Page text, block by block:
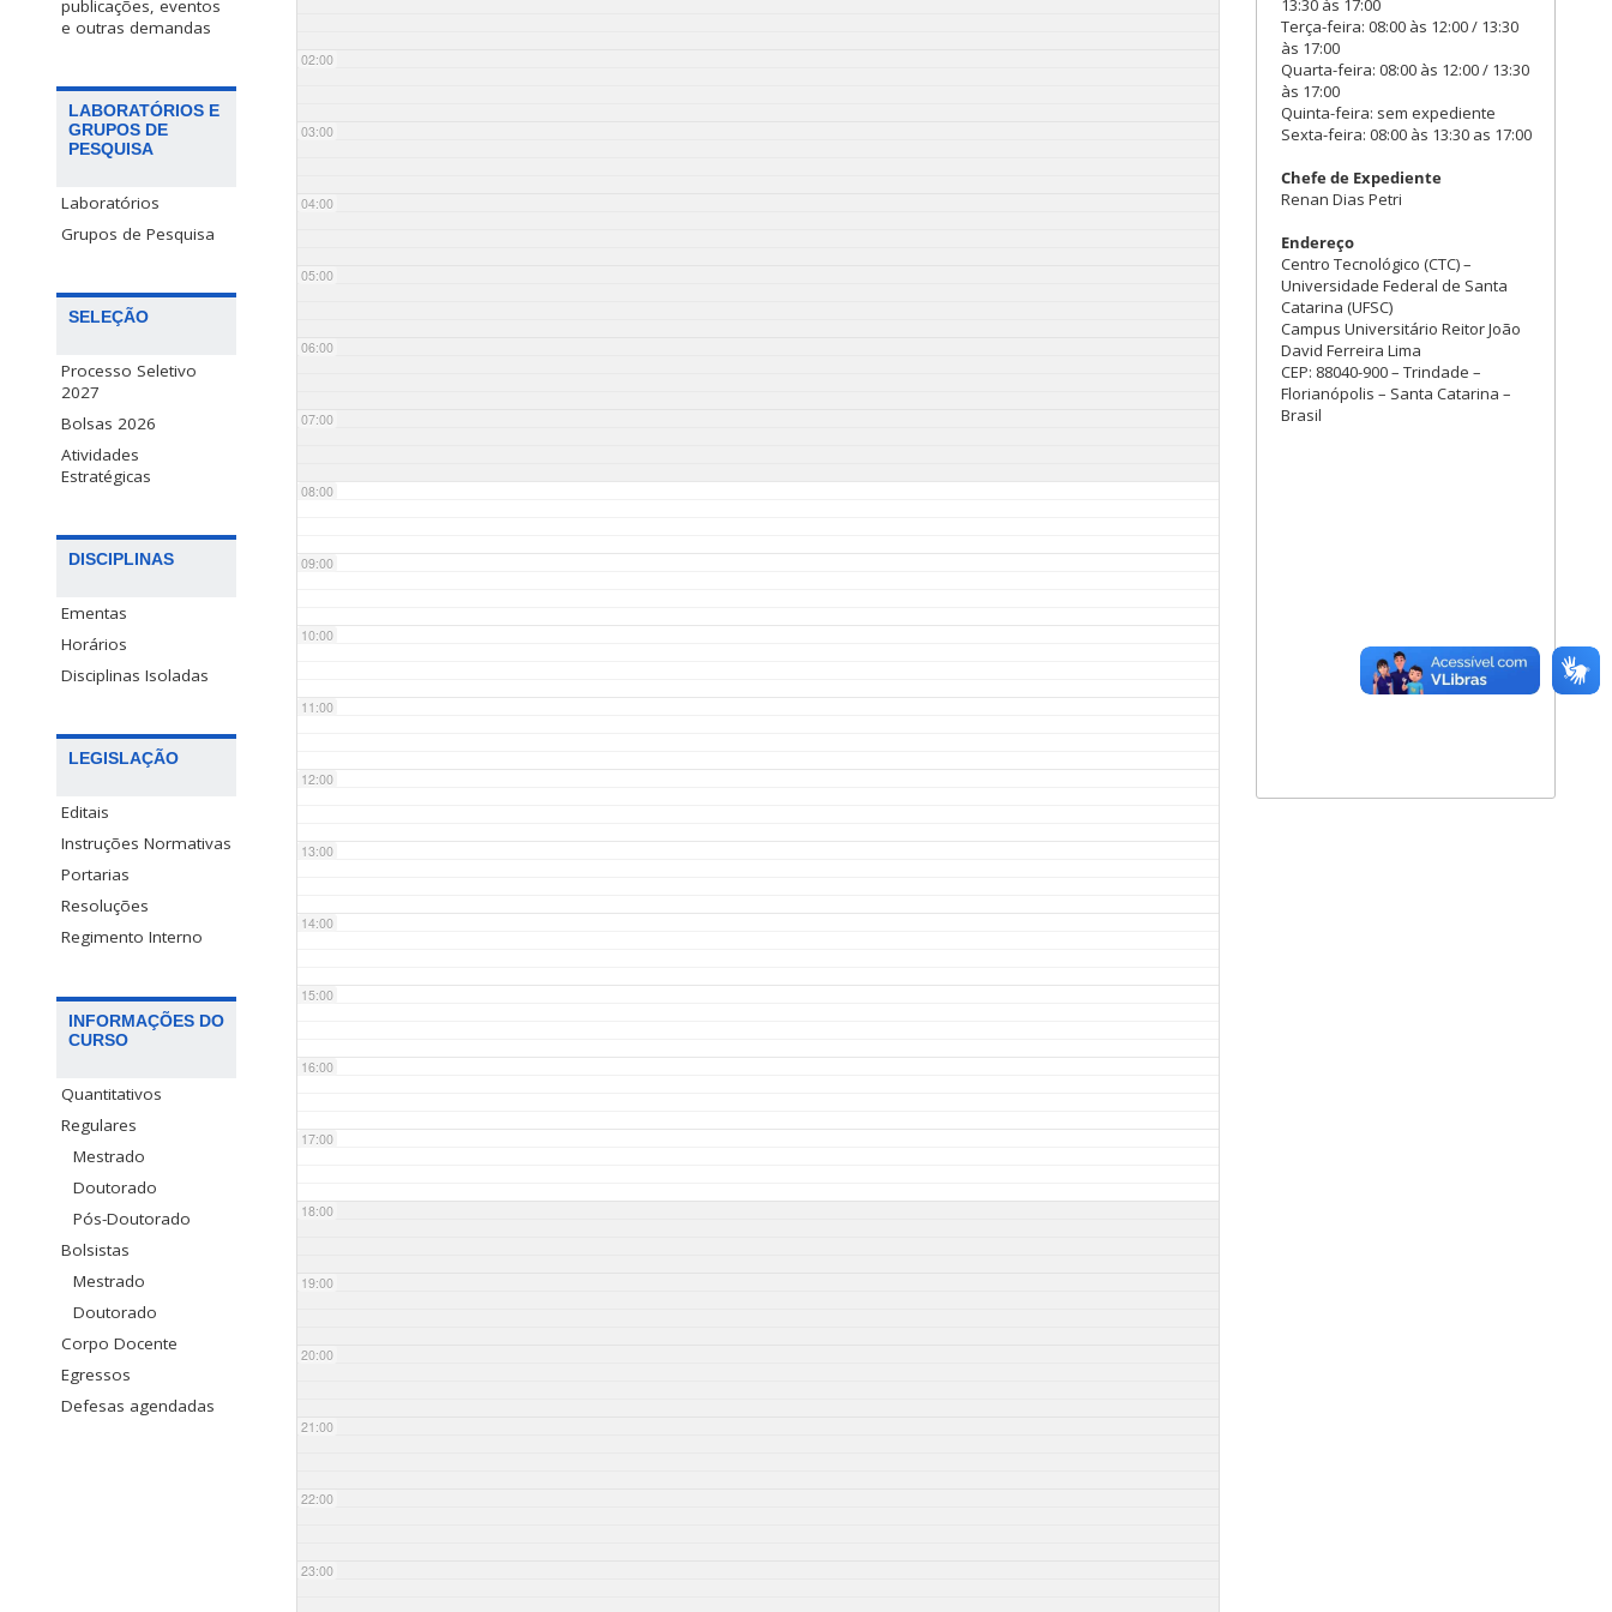
publicações, eventos
e outras demandas
LABORATÓRIOS E
GRUPOS DE
PESQUISA
Laboratórios
Grupos de Pesquisa
SELEÇÃO
Processo Seletivo
2027
Bolsas 2026
Atividades
Estratégicas
DISCIPLINAS
Ementas
Horários
Disciplinas Isoladas
LEGISLAÇÃO
Editais
Instruções Normativas
Portarias
Resoluções
Regimento Interno
INFORMAÇÕES DO
CURSO
Quantitativos
Regulares
Mestrado
Doutorado
Pós-Doutorado
Bolsistas
Mestrado
Doutorado
Corpo Docente
Egressos
Defesas agendadas
02:00
03:00
04:00
05:00
06:00
07:00
08:00
09:00
10:00
11:00
12:00
13:00
14:00
15:00
16:00
17:00
18:00
19:00
20:00
21:00
22:00
23:00
13:30 às 17:00
Terça-feira: 08:00 às 12:00 / 13:30
às 17:00
Quarta-feira: 08:00 às 12:00 / 13:30
às 17:00
Quinta-feira: sem expediente
Sexta-feira: 08:00 às 13:30 as 17:00
Chefe de Expediente
Renan Dias Petri
Endereço
Centro Tecnológico (CTC) –
Universidade Federal de Santa
Catarina (UFSC)
Campus Universitário Reitor João
David Ferreira Lima
CEP: 88040-900 – Trindade –
Florianópolis – Santa Catarina –
Brasil